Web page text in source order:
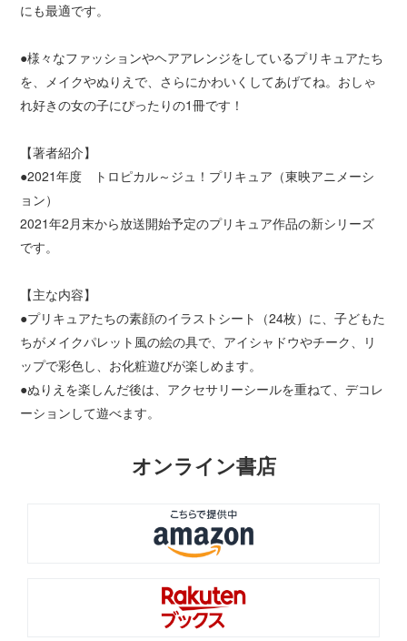
にも最適です。
●様々なファッションやヘアアレンジをしているプリキュアたち
を、メイクやぬりえで、さらにかわいくしてあげてね。おしゃ
れ好きの女の子にぴったりの1冊です！
【著者紹介】
●2021年度 トロピカル～ジュ！プリキュア（東映アニメーシ
ョン）
2021年2月末から放送開始予定のプリキュア作品の新シリーズ
です。
【主な内容】
●プリキュアたちの素顔のイラストシート（24枚）に、子どもた
ちがメイクパレット風の絵の具で、アイシャドウやチーク、リ
ップで彩色し、お化粧遊びが楽しめます。
●ぬりえを楽しんだ後は、アクセサリーシールを重ねて、デコレ
ーションして遊べます。
オンライン書店